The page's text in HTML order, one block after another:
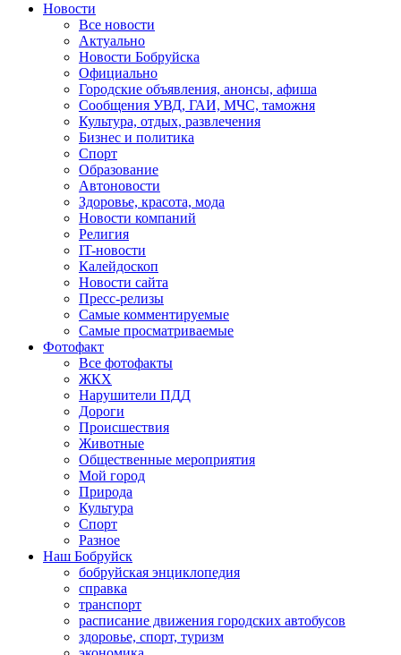
Новости
Все новости
Актуально
Новости Бобруйска
Официально
Городские объявления, анонсы, афиша
Сообщения УВД, ГАИ, МЧС, таможня
Культура, отдых, развлечения
Бизнес и политика
Спорт
Образование
Автоновости
Здоровье, красота, мода
Новости компаний
Религия
IT-новости
Калейдоскоп
Новости сайта
Пресс-релизы
Самые комментируемые
Самые просматриваемые
Фотофакт
Все фотофакты
ЖКХ
Нарушители ПДД
Дороги
Происшествия
Животные
Общественные мероприятия
Мой город
Природа
Культура
Спорт
Разное
Наш Бобруйск
бобруйская энциклопедия
справка
транспорт
расписание движения городских автобусов
здоровье, спорт, туризм